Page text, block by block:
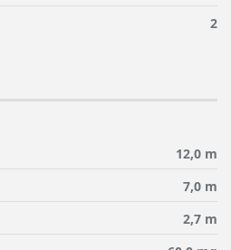
2
12,0 m
7,0 m
2,7 m